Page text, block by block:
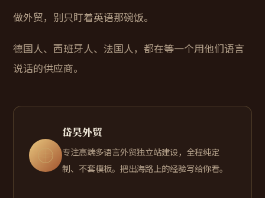
做外贸，别只盯着英语那碗饭。
德国人、西班牙人、法国人，都在等一个用他们语言
说话的供应商。
岱昊外贸
专注高端多语言外贸独立站建设，全程纯定
制、不套模板。把出海路上的经验写给你看。